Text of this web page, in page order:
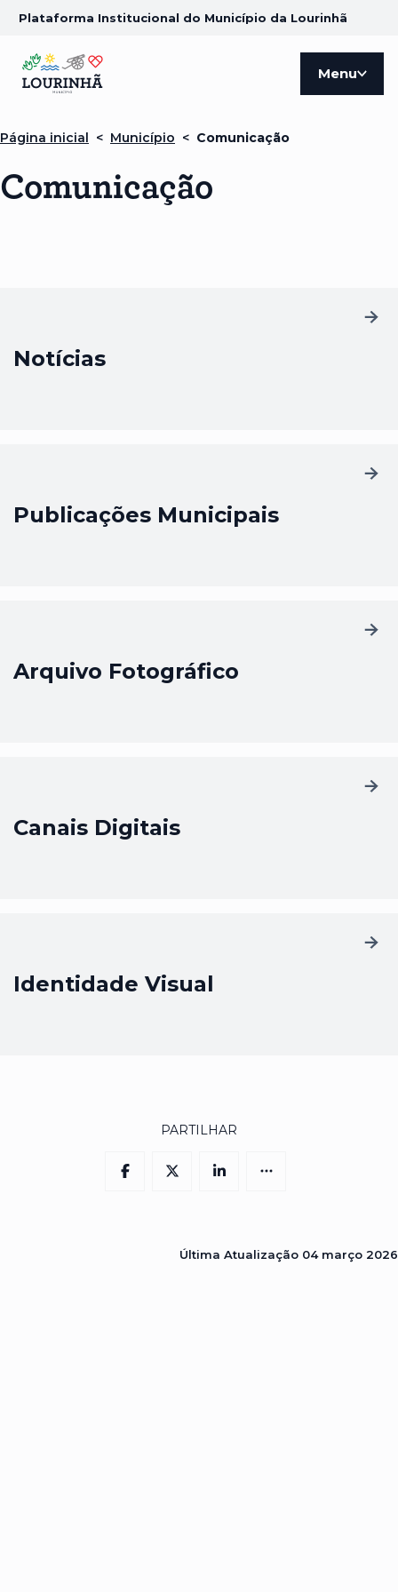
Plataforma Institucional do Município da Lourinhã
Menu
Página inicial < Município < Comunicação
Comunicação
Notícias
Publicações Municipais
Arquivo Fotográfico
Canais Digitais
Identidade Visual
PARTILHAR
Última Atualização 04 março 2026